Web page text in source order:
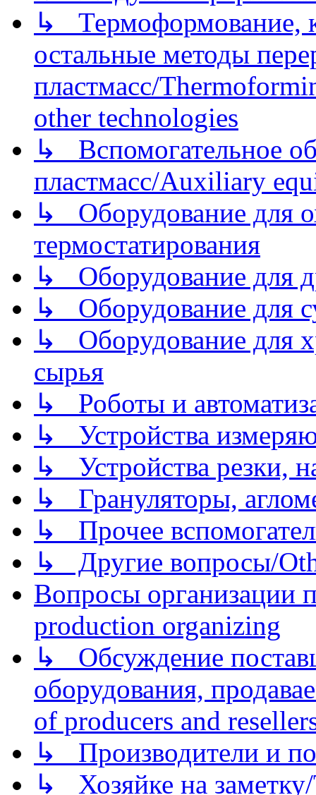
↳ Термоформование,
остальные методы
пластмасс/
other technologies
↳ Вспомогательное
пластмасс/Auxiliary
↳ Оборудование для
термостатирования
↳ Оборудование для
↳ Оборудование для
↳ Оборудование для
сырья
↳ Роботы и
↳ Устройства
↳ Устройства резки,
↳ Грануляторы,
↳ Прочее
↳ Другие вопросы/
Вопросы организации
production organizing
↳ Обсуждение
оборудования,
of producers and
↳ Производители и
↳ Хозяйке на